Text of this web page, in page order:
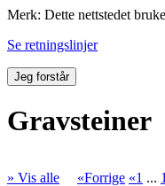
Merk: Dette nettstedet
Se retningslinjer
Jeg forstår
Gravsteiner
» Vis alle «Forrige «1 ...